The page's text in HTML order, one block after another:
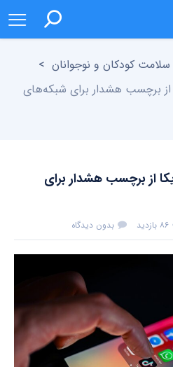
سلامت کودکان و نوجوانان >
از برچسب هشدار برای شبکه‌های
از برچسب هشدار برای
۸۶ بازدید بدون دیدگاه